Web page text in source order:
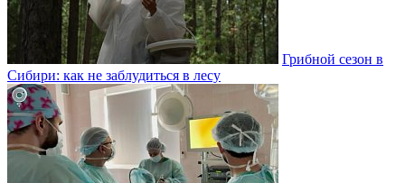
Грибной сезон в
Сибири: как не заблудиться в лесу